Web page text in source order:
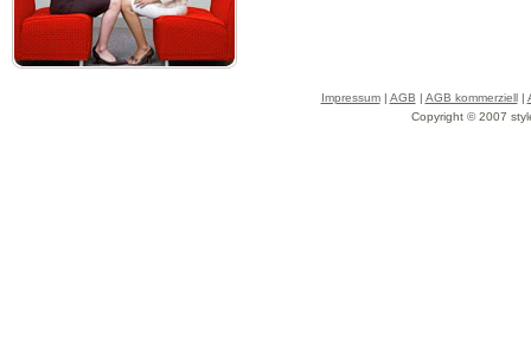
Impressum| AGB | AGB kommerziell|
Copyright © 2007